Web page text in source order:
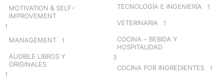
MOTIVATION & SELF-
IMPROVEMENT
1
MANAGEMENT 1
AUDIBLE LIBROS Y
ORIGINALES
1
TECNOLOGÍA E INGENIERÍA 1
VETERINARIA 1
COCINA – BEBIDA Y
HOSPITALIDAD
3
COCINA POR INGREDIENTES 1